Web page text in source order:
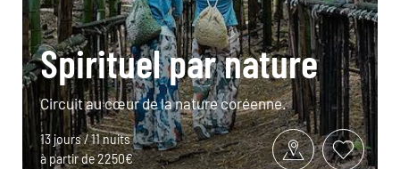
Spirituel par nature
Circuit au cœur de la nature coréenne.
13 jours / 11 nuits
à partir de 2250€